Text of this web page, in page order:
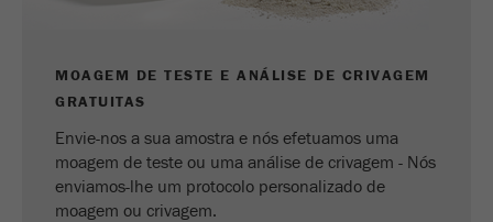
MOAGEM DE TESTE E ANÁLISE DE CRIVAGEM
GRATUITAS
Envie-nos a sua amostra e nós efetuamos uma
moagem de teste ou uma análise de crivagem - Nós
enviamos-lhe um protocolo personalizado de
moagem ou crivagem.